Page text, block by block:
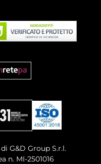
G&D Group S.r.l.
n. MI-2501016